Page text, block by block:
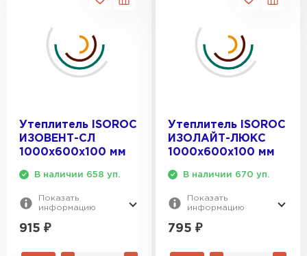
Утеплитель ISOROC
ИЗОВЕНТ-СЛ
1000х600х100 мм
В наличии 658 уп.
Показать
информацию
915 ₽
Утеплитель ISOROC
ИЗОЛАЙТ-ЛЮКС
1000х600х100 мм
В наличии 670 уп.
Показать
информацию
795 ₽